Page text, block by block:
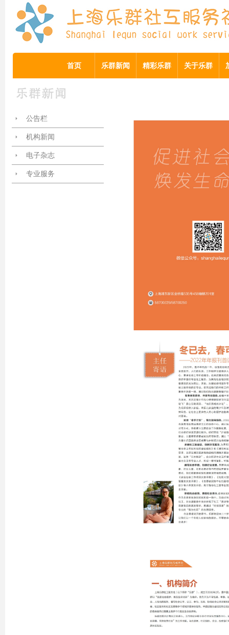
首页 乐群新闻 精彩乐群 关于乐群
公告栏
机构新闻
电子杂志
专业服务